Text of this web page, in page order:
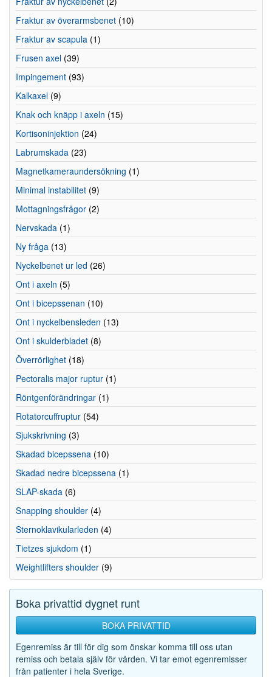
Fraktur av överarmsbenet (10)
Fraktur av scapula (1)
Frusen axel (39)
Impingement (93)
Kalkaxel (9)
Knak och knäpp i axeln (15)
Kortisoninjektion (24)
Labrumskada (23)
Magnetkameraundersökning (1)
Minimal instabilitet (9)
Mottagningsfrågor (2)
Nervskada (1)
Ny fråga (13)
Nyckelbenet ur led (26)
Ont i axeln (5)
Ont i bicepssenan (10)
Ont i nyckelbensleden (13)
Ont i skulderbladet (8)
Överrörlighet (18)
Pectoralis major ruptur (1)
Röntgenförändringar (1)
Rotatorcuffruptur (54)
Sjukskrivning (3)
Skadad bicepssena (10)
Skadad nedre bicepssena (1)
SLAP-skada (6)
Snapping shoulder (4)
Sternoklavikularleden (4)
Tietzes sjukdom (1)
Weightlifters shoulder (9)
Boka privattid dygnet runt
BOKA PRIVATTID
Egenremiss är till för dig som önskar komma till oss utan
remiss och betala själv för vården. Vi tar emot egenremisser
från patienter i hela Sverige.